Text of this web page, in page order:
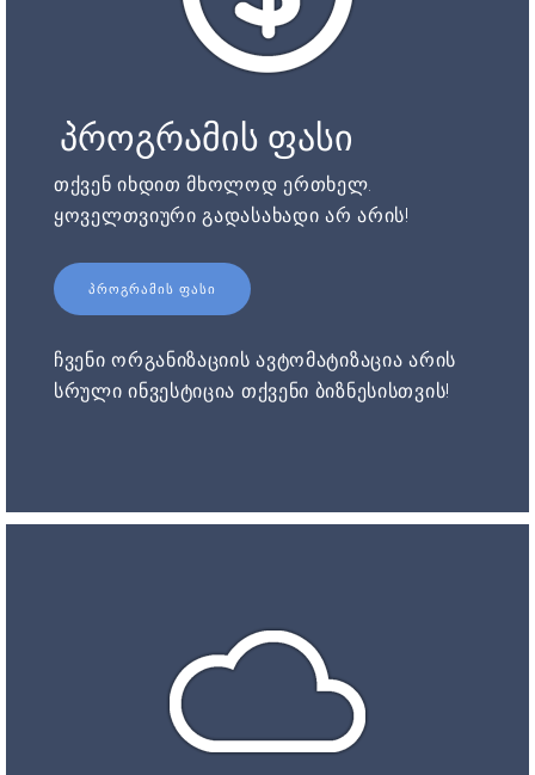
პროგრამის ფასი
თქვენ იხდით მხოლოდ ერთხელ.
ყოველთვიური გადასახადი არ არის!
ᲞᲠᲝᲒᲠᲐᲛᲘᲡ ᲤᲐᲡᲘ
ჩვენი ორგანიზაციის ავტომატიზაცია არის
სრული ინვესტიცია თქვენი ბიზნესისთვის!